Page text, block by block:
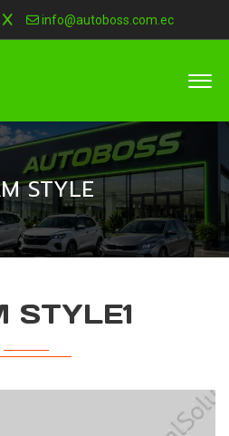
info@autoboss.com.ec
STYLE
STYLE1